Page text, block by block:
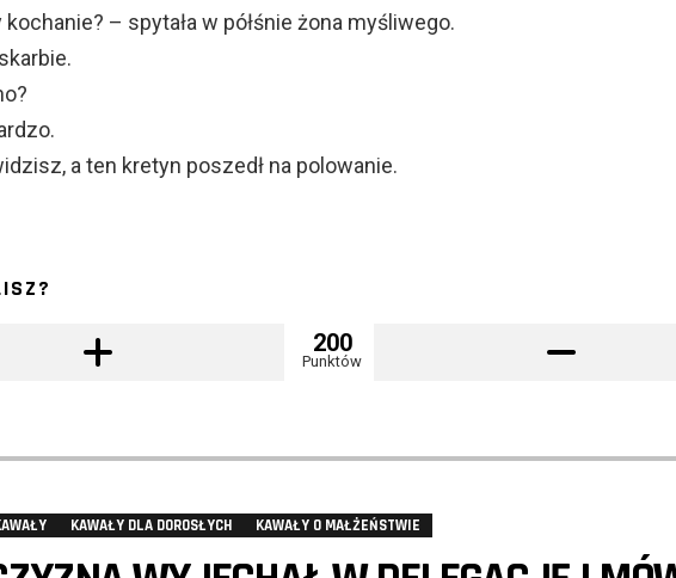
kochanie? – spytała w półśnie żona myśliwego.
a ten kretyn poszedł na polowanie.
200
Punktów
KAWAŁY DLA DOROSŁYCH KAWAŁY O MAŁŻEŃSTWIE